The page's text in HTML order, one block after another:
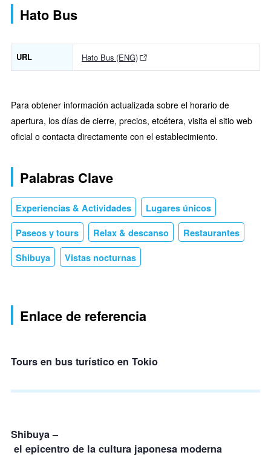
Hato Bus
URL Hato Bus (ENG)
Para obtener información actualizada sobre el horario de
apertura, los días de cierre, precios, etcétera, visita el sitio web
oficial o contacta directamente con el establecimiento.
Palabras Clave
Experiencias & Actividades Lugares únicos
Paseos y tours Relax & descanso Restaurantes
Shibuya Vistas nocturnas
Enlace de referencia
Tours en bus turístico en Tokio
Shibuya –
el epicentro de la cultura japonesa moderna